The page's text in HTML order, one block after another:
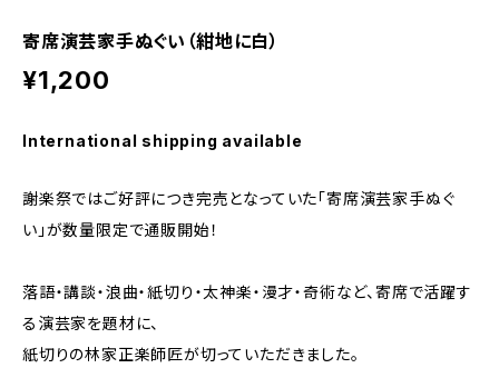
寄席演芸家手ぬぐい（紺地に白）
¥1,200
International shipping available
謝楽祭ではご好評につき完売となっていた「寄席演芸家手ぬぐ
い」が数量限定で通販開始！
落語・講談・浪曲・紙切り・太神楽・漫才・奇術など、寄席で活躍す
る演芸家を題材に、
紙切りの林家正楽師匠が切っていただきました。